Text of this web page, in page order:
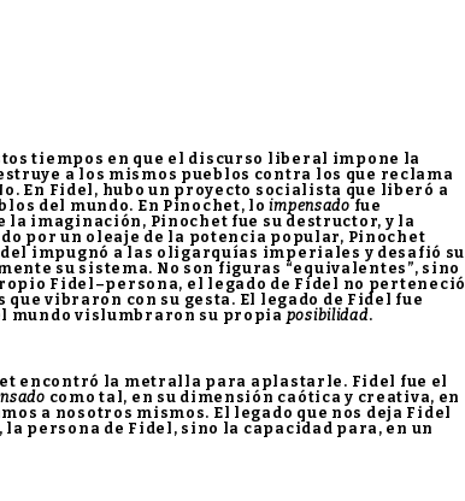
tiempos en que el discurso liberal impone la
a los mismos pueblos contra los que reclama
En Fidel, hubo un proyecto socialista que liberó a
del mundo. En Pinochet, loimpensado fue
imaginación, Pinochet fue su destructor, y la
por un oleaje de la potencia popular, Pinochet
impugnó a las oligarquías imperiales y desafió su
su sistema. No son figuras “equivalentes”, sino
Fidel–persona, el legado de Fidel no perteneció
que vibraron con su gesta. El legado de Fidel fue
mundo vislumbraron su propia posibilidad.
encontró la metralla para aplastarle. Fidel fue el
como tal, en su dimensión caótica y creativa, en
a nosotros mismos. El legado que nos deja Fidel
la persona de Fidel, sino la capacidad para, en un